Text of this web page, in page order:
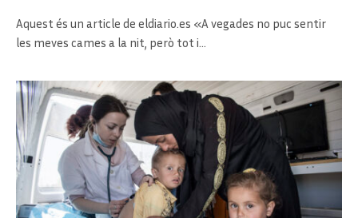
Aquest és un article de eldiario.es «A vegades no puc sentir
les meves cames a la nit, però tot i…